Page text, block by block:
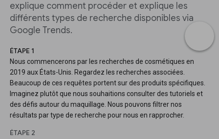
explique comment procéder et explique les
différents types de recherche disponibles via
Google Trends.
ÉTAPE 1
Nous commencerons par les recherches de cosmétiques en
2019 aux États-Unis. Regardez les recherches associées.
Beaucoup de ces requêtes portent sur des produits spécifiques.
Imaginez plutôt que nous souhaitions consulter des tutoriels et
des défis autour du maquillage. Nous pouvons filtrer nos
résultats par type de recherche pour nous en rapprocher.
ÉTAPE 2